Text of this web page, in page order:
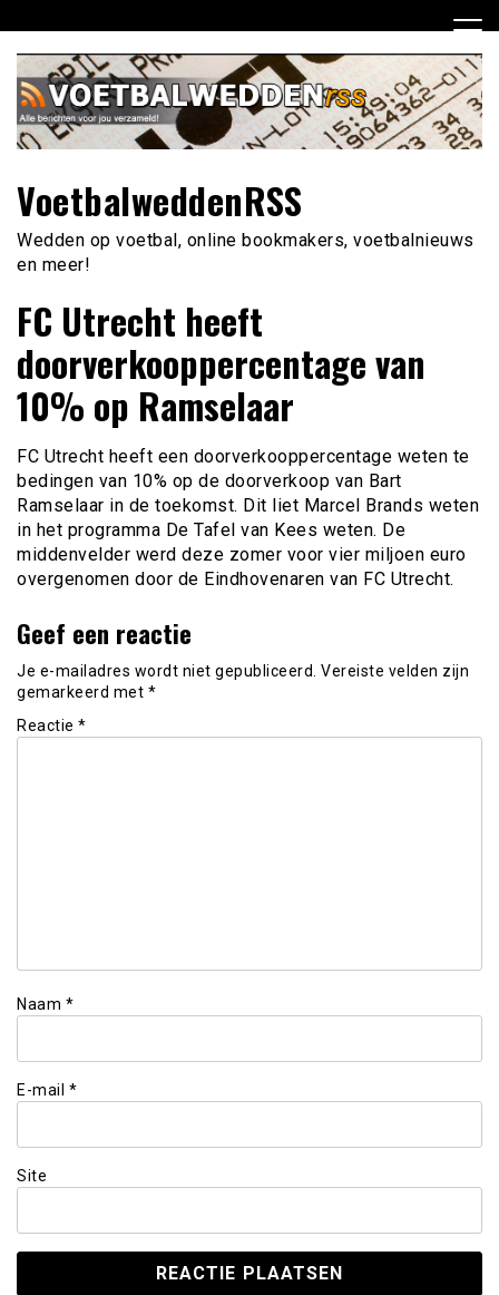
naar
inhoud
VoetbalweddenRSS
Wedden op voetbal, online bookmakers, voetbalnieuws
en meer!
FC Utrecht heeft
doorverkooppercentage van
10% op Ramselaar
FC Utrecht heeft een doorverkooppercentage weten te
bedingen van 10% op de doorverkoop van Bart
Ramselaar in de toekomst. Dit liet Marcel Brands weten
in het programma De Tafel van Kees weten. De
middenvelder werd deze zomer voor vier miljoen euro
overgenomen door de Eindhovenaren van FC Utrecht.
Geef een reactie
Je e-mailadres wordt niet gepubliceerd. Vereiste velden zijn
gemarkeerd met *
Reactie *
Naam *
E-mail *
Site